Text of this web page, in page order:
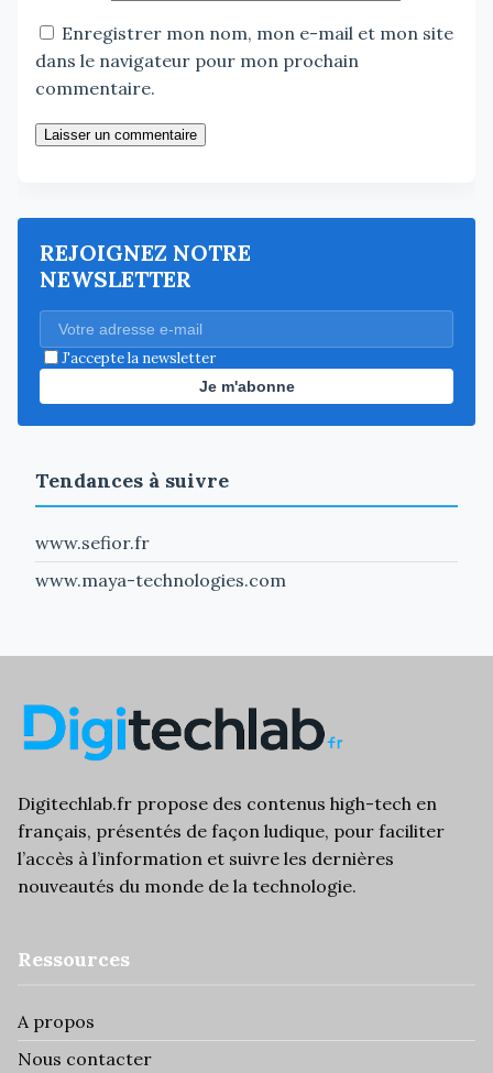
Enregistrer mon nom, mon e-mail et mon site
dans le navigateur pour mon prochain
commentaire.
Laisser un commentaire
REJOIGNEZ NOTRE
NEWSLETTER
J'accepte la newsletter
Je m'abonne
Tendances à suivre
www.sefior.fr
www.maya-technologies.com
Digitechlab.fr propose des contenus high-tech en
français, présentés de façon ludique, pour faciliter
l’accès à l’information et suivre les dernières
nouveautés du monde de la technologie.
Ressources
A propos
Nous contacter